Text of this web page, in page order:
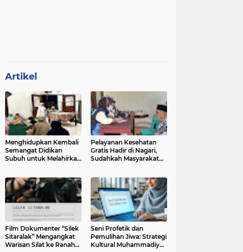
Artikel
Menghidupkan Kembali
Semangat Didikan
Subuh untuk Melahirkan
Pelayanan Kesehatan
Gratis Hadir di Nagari,
Sudahkah Masyarakat
Film Dokumenter “Silek
Sitaralak” Mengangkat
Warisan Silat ke Ranah
Seni Profetik dan
Pemulihan Jiwa: Strategi
Kultural Muhammadiyah